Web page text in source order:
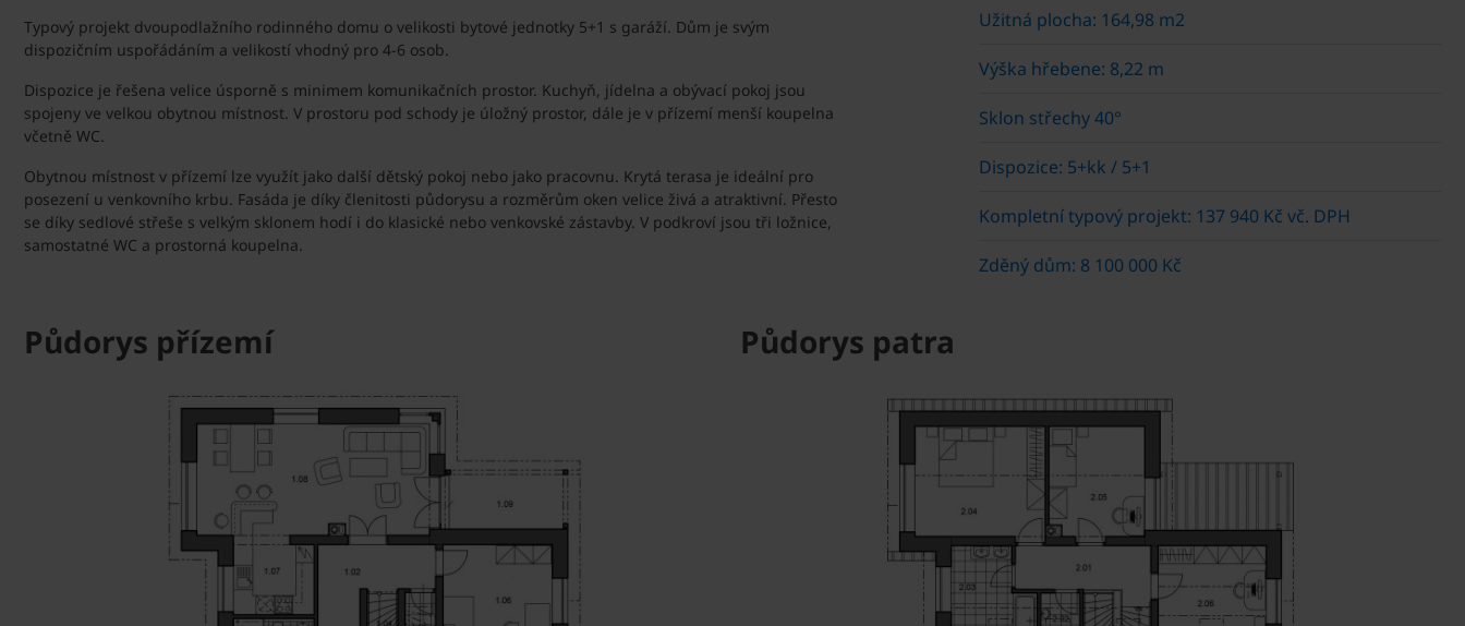
Typový projekt dvoupodlažního rodinného domu o velikosti bytové jednotky 5+1 s garáží. Dům je svým
dispozičním uspořádáním a velikostí vhodný pro 4-6 osob.
Dispozice je řešena velice úsporně s minimem komunikačních prostor. Kuchyň, jídelna a obývací pokoj jsou
spojeny ve velkou obytnou místnost. V prostoru pod schody je úložný prostor, dále je v přízemí menší koupelna
včetně WC.
Obytnou místnost v přízemí lze využít jako další dětský pokoj nebo jako pracovnu. Krytá terasa je ideální pro
posezení u venkovního krbu. Fasáda je díky členitosti půdorysu a rozměrům oken velice živá a atraktivní. Přesto
se díky sedlové střeše s velkým sklonem hodí i do klasické nebo venkovské zástavby. V podkroví jsou tři ložnice,
samostatné WC a prostorná koupelna.
Užitná plocha: 164,98 m2
Výška hřebene: 8,22 m
Sklon střechy 40°
Dispozice: 5+kk / 5+1
Kompletní typový projekt: 137 940 Kč vč. DPH
Zděný dům: 8 100 000 Kč
Půdorys přízemí Půdorys patra